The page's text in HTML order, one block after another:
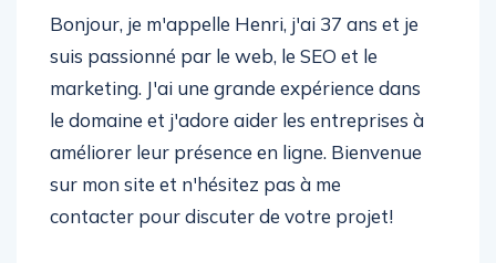
Bonjour, je m'appelle Henri, j'ai 37 ans et je
suis passionné par le web, le SEO et le
marketing. J'ai une grande expérience dans
le domaine et j'adore aider les entreprises à
améliorer leur présence en ligne. Bienvenue
sur mon site et n'hésitez pas à me
contacter pour discuter de votre projet!